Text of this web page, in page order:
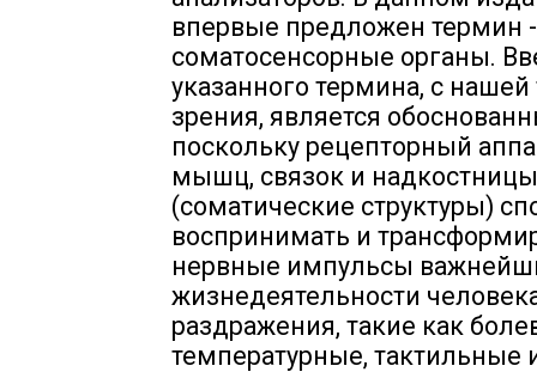
впервые предложен термин -
соматосенсорные органы.
указанного термина, с нашей
зрения, является
поскольку рецепторный
мышц, связок и надкостницы
(соматические структуры)
воспринимать и
нервные импульсы
жизнедеятельности
раздражения, такие как
температурные, тактильные